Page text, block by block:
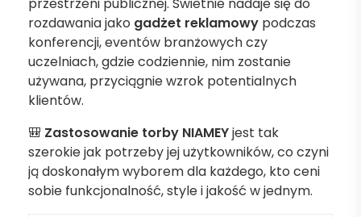
przestrzeni publicznej. Świetnie nadaje się do
rozdawania jako gadżet reklamowy podczas
konferencji, eventów branżowych czy
uczelniach, gdzie codziennie, nim zostanie
używana, przyciągnie wzrok potentialnych
klientów.
🎒 Zastosowanie torby NIAMEYjest tak
szerokie jak potrzeby jej użytkowników, co czyni
ją doskonałym wyborem dla każdego, kto ceni
sobie funkcjonalność, style i jakość w jednym.